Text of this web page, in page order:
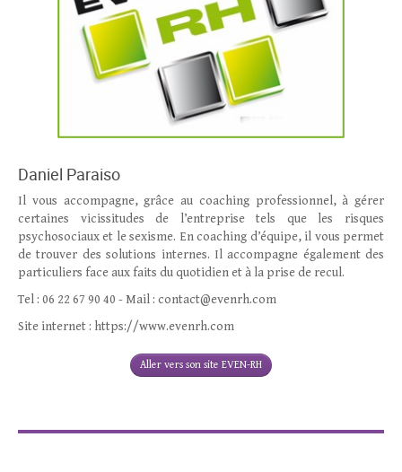
Daniel Paraiso
Il vous accompagne, grâce au coaching professionnel, à gérer
certaines vicissitudes de l’entreprise tels que les risques
psychosociaux et le sexisme. En coaching d’équipe, il vous permet
de trouver des solutions internes. Il accompagne également des
particuliers face aux faits du quotidien et à la prise de recul.
Tel : 06 22 67 90 40 - Mail : contact@evenrh.com
Site internet : https://www.evenrh.com
Aller vers son site EVEN-RH